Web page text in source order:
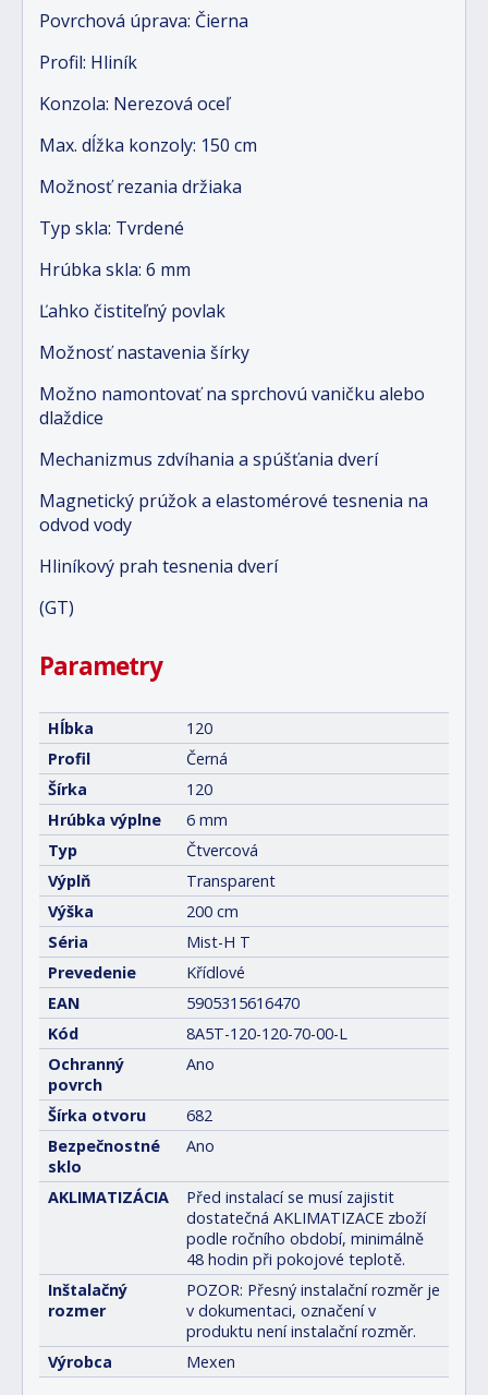
Povrchová úprava: Čierna
Profil: Hliník
Konzola: Nerezová oceľ
Max. dĺžka konzoly: 150 cm
Možnosť rezania držiaka
Typ skla: Tvrdené
Hrúbka skla: 6 mm
Ľahko čistiteľný povlak
Možnosť nastavenia šírky
Možno namontovať na sprchovú vaničku alebo
dlaždice
Mechanizmus zdvíhania a spúšťania dverí
Magnetický prúžok a elastomérové tesnenia na
odvod vody
Hliníkový prah tesnenia dverí
(GT)
Parametry
Hĺbka
120
Profil
Černá
Šírka
120
Hrúbka výplne
6 mm
Typ
Čtvercová
Výplň
Transparent
Výška
200 cm
Séria
Mist-H T
Prevedenie
Křídlové
EAN
5905315616470
Kód
8A5T-120-120-70-00-L
Ochranný
povrch
Ano
Šírka otvoru
682
Bezpečnostné
sklo
Ano
AKLIMATIZÁCIA
Před instalací se musí zajistit
dostatečná AKLIMATIZACE zboží
podle ročního období, minimálně
48 hodin při pokojové teplotě.
Inštalačný
rozmer
POZOR: Přesný instalační rozměr je
v dokumentaci, označení v
produktu není instalační rozměr.
Výrobca
Mexen